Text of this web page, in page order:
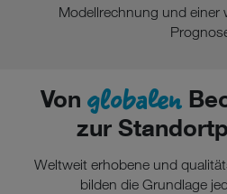
Modellrechnung und einer
Von globalen
zur
Weltweit erhobene und
bilden die Grundlage
Sie nur jene Cookies im Einsatz,
Website unerlässlich sind.